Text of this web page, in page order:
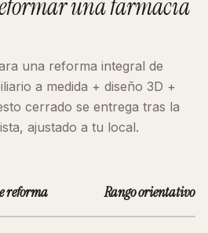
una farmacia
una reforma integral de
a medida + diseño 3D +
cerrado se entrega tras la
ajustado a tu local.
reforma Rango orientativo